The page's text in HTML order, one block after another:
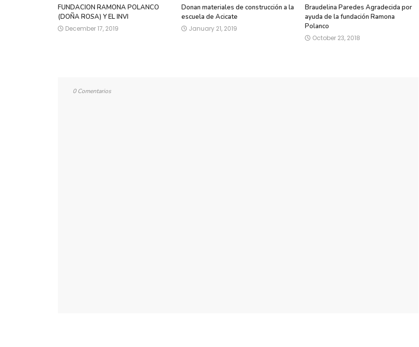
FUNDACION RAMONA POLANCO
(DOÑA ROSA) Y EL INVI
December 17, 2019
Donan materiales de construcción a la
escuela de Acicate
January 21, 2019
Braudelina Paredes Agradecida por
ayuda de la fundación Ramona
Polanco
October 23, 2018
0 Comentarios